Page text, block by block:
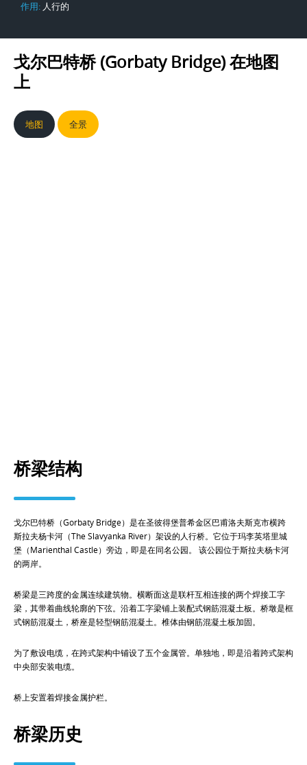
作用: 人行的
戈尔巴特桥 (Gorbaty Bridge)在地图
上
地图 全景
桥梁结构
戈尔巴特桥（Gorbaty Bridge）是在圣彼得堡普希金区巴甫洛夫斯克市横跨
斯拉夫杨卡河（The Slavyanka River）架设的人行桥。它位于玛李英塔里城
堡（Marienthal Castle）旁边，即是在同名公园。 该公园位于斯拉夫杨卡河
的两岸。
桥梁是三跨度的金属连续建筑物。横断面这是联杆互相连接的两个焊接工字
梁，其带着曲线轮廓的下弦。沿着工字梁铺上装配式钢筋混凝土板。桥墩是框
式钢筋混凝土，桥座是轻型钢筋混凝土。椎体由钢筋混凝土板加固。
为了敷设电缆，在跨式架构中铺设了五个金属管。单独地，即是沿着跨式架构
中央部安装电缆。
桥上安置着焊接金属护栏。
桥梁历史